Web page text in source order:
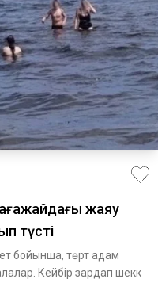
жаяу
түсті
бойынша, төрт адам
Кейбір зардап шекк